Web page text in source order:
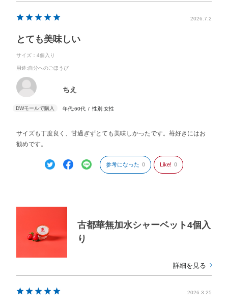
2026.7.2
とても美味しい
サイズ：4個入り
用途:自分へのごほうび
ちえ
年代:60代 性別:女性
サイズも丁度良く、甘過ぎずとても美味しかったです。苺好きにはお
勧めです。
参考になった 0 Like! 0
古都華無加水シャーベット4個入
り
詳細を見る
2026.3.25